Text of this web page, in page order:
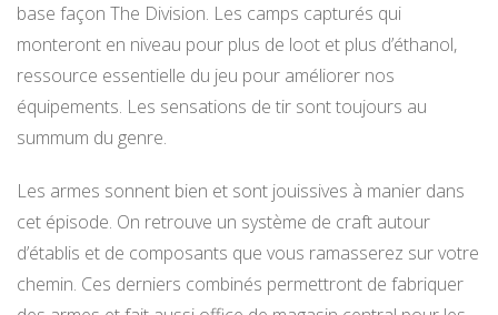
base façon The Division. Les camps capturés qui
monteront en niveau pour plus de loot et plus d’éthanol,
ressource essentielle du jeu pour améliorer nos
équipements. Les sensations de tir sont toujours au
summum du genre.
Les armes sonnent bien et sont jouissives à manier dans
cet épisode. On retrouve un système de craft autour
d’établis et de composants que vous ramasserez sur votre
chemin. Ces derniers combinés permettront de fabriquer